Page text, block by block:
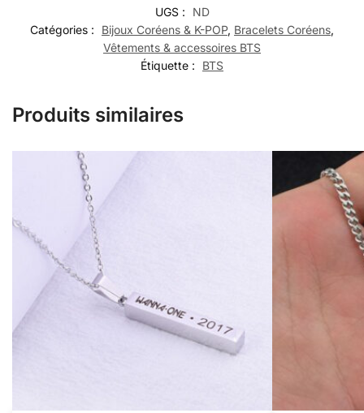
UGS :
ND
Catégories :
Bijoux Coréens & K-POP, Bracelets Coréens,
Vêtements & accessoires BTS
Étiquette :
BTS
Produits similaires